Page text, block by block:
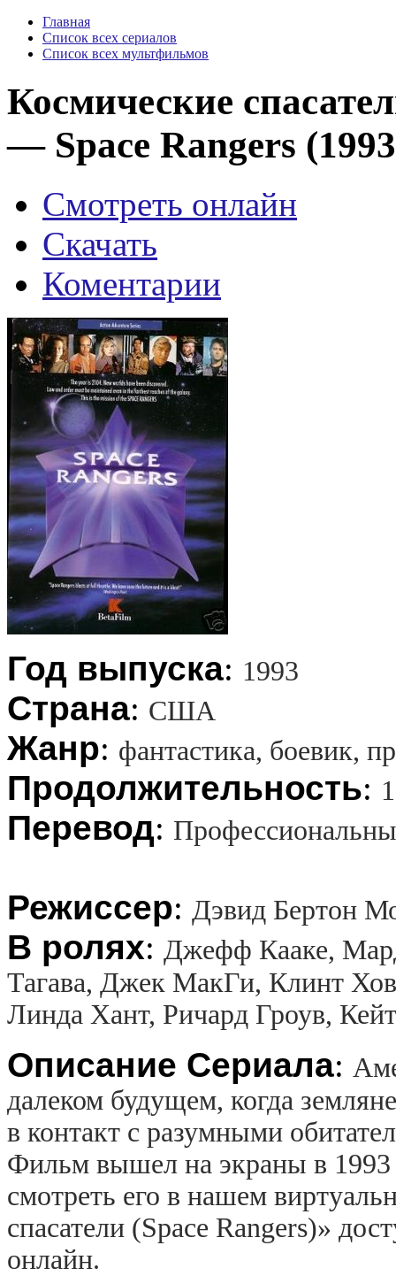
Главная
Список всех сериалов
Список всех мультфильмов
Космические
— Space Rangers
Смотреть онлайн
Скачать
Коментарии
Год выпуска: 1993
Страна: США
Жанр: фантастика, боевик,
Продолжительность:
Перевод:
Режиссер: Дэвид Бертон
В ролях: Джефф Кааке,
Тагава, Джек МакГи, Клинт
Линда Хант, Ричард Гроув,
Описание Сериала:
далеком будущем, когда
в контакт с разумными
Фильм вышел на экраны в 1993
смотреть его в нашем
спасатели (Space Rangers)»
онлайн.